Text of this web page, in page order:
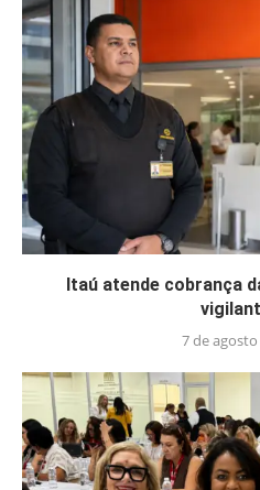
Itaú atende cobrança
7 de